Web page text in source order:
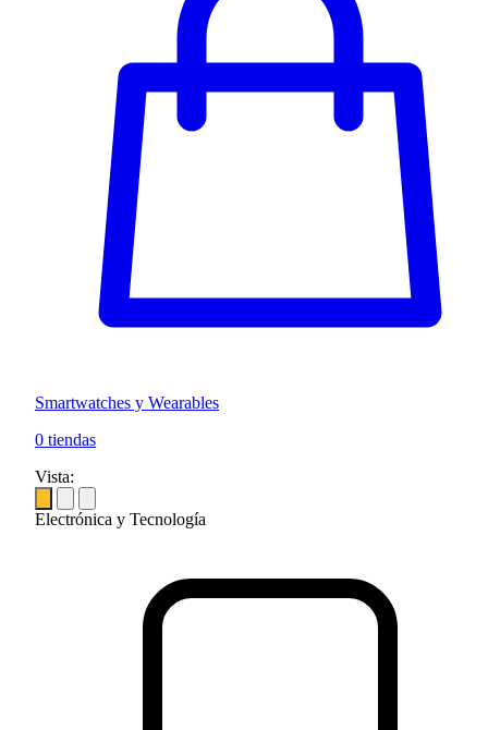
Smartwatches y Wearables
0 tiendas
Vista:
Electrónica y Tecnología